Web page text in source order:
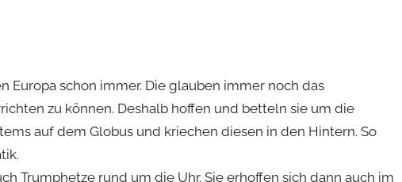
Europa schon immer. Die glauben immer noch das
zu können. Deshalb hoffen und betteln sie um die
auf dem Globus und kriechen diesen in den Hintern. So
Trumphetze rund um die Uhr. Sie erhoffen sich dann auch im